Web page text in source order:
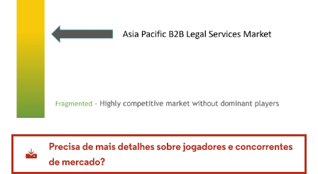
Imagem © Mordor Intelligence. O reuso requer atribuição conforme CC BY 4.0.